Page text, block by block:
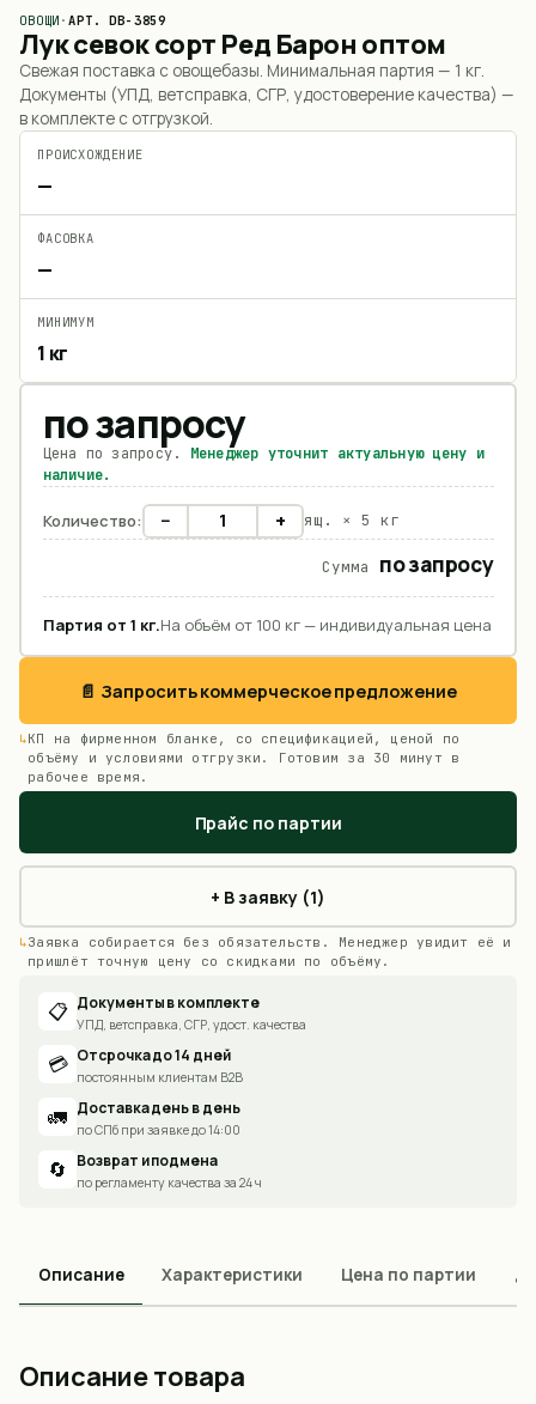
ОВОЩИ ·АРТ.DB-3859
Лук севок сорт Ред Барон оптом
Свежая поставка с овощебазы. Минимальная партия — 1 кг.
Документы (УПД, ветсправка, СГР, удостоверение качества) —
в комплекте с отгрузкой.
ПРОИСХОЖДЕНИЕ
—
ФАСОВКА
—
МИНИМУМ
1 кг
по запросу
Цена по запросу. Менеджер уточнит актуальную цену и
наличие.
Количество: − + ящ. × 5 кг
Сумма по запросу
Партия от 1 кг.На объём от 100 кг — индивидуальная цена
📄 Запросить коммерческое предложение
КП на фирменном бланке, со спецификацией, ценой по
объёму и условиями отгрузки. Готовим за 30 минут в
рабочее время.
Прайс по партии
+ В заявку (1)
Заявка собирается без обязательств. Менеджер увидит её и
пришлёт точную цену со скидками по объёму.
📋 Документы в комплекте
УПД, ветсправка, СГР, удост. качества
💳 Отсрочка до 14 дней
постоянным клиентам B2B
🚛 Доставка день в день
по СПб при заявке до 14:00
🔄 Возврат и подмена
по регламенту качества за 24 ч
Описание Характеристики Цена по партии
Описание товара